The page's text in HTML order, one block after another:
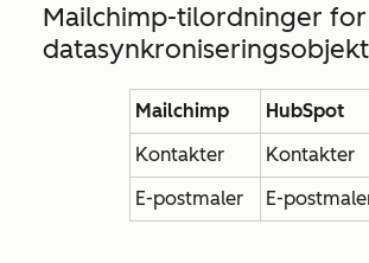
Mailchimp-tilordninger for
Mailchimp
HubSpot
Kontakter
Kontakter
E-postmaler
E-